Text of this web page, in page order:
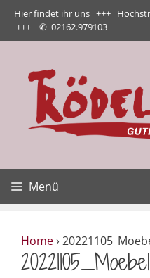
Zum
Inhalt
springen
Hier findet ihr uns +++
+++ ✆ 02162.979103
Menü
Home›